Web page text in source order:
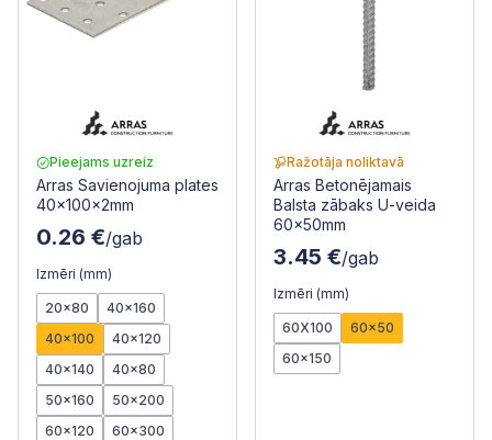
Pieejams uzreiz
Arras Savienojuma plates
40x100x2mm
0.26 €/gab
Izmēri (mm)
20x80
40x160
40x100
40x120
40x140
40x80
50x160
50x200
60x120
60x300
Ražotāja noliktavā
Arras Betonējamais
Balsta zābaks U-veida
60x50mm
3.45 €/gab
Izmēri (mm)
60X100
60x50
60x150